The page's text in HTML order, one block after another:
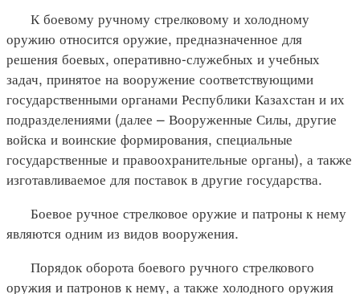
К боевому ручному стрелковому и холодному
оружию относится оружие, предназначенное для
решения боевых, оперативно-служебных и учебных
задач, принятое на вооружение соответствующими
государственными органами Республики Казахстан и их
подразделениями (далее – Вооруженные Силы, другие
войска и воинские формирования, специальные
государственные и правоохранительные органы), а также
изготавливаемое для поставок в другие государства.
Боевое ручное стрелковое оружие и патроны к нему
являются одним из видов вооружения.
Порядок оборота боевого ручного стрелкового
оружия и патронов к нему, а также холодного оружия